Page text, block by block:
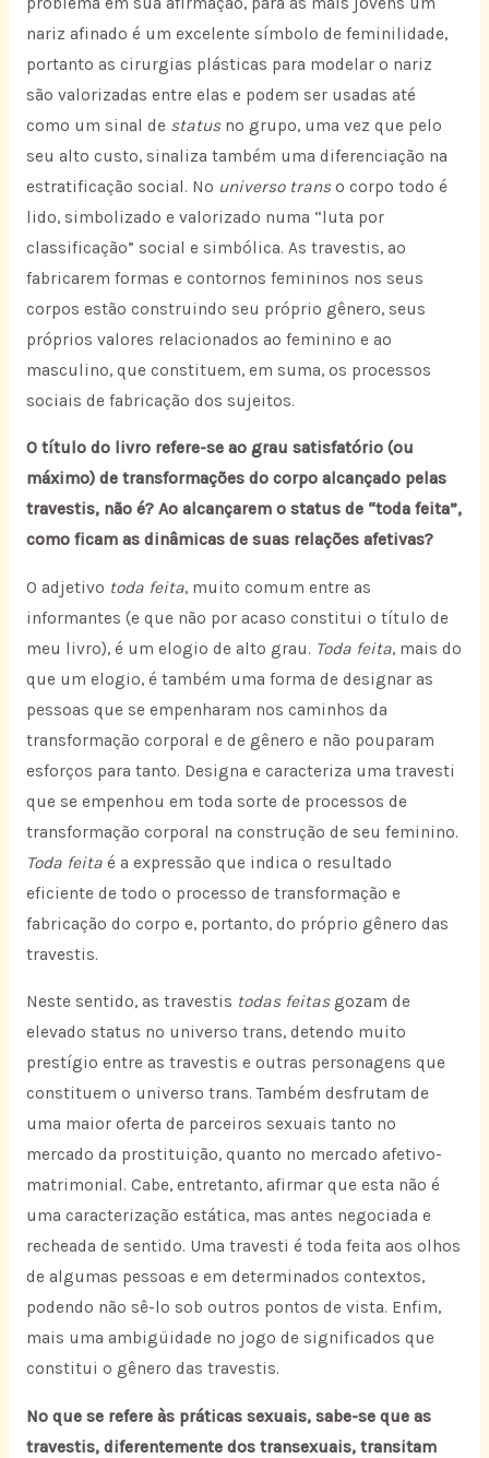
nariz afinado é um excelente símbolo de feminilidade,
portanto as cirurgias plásticas para modelar o nariz
são valorizadas entre elas e podem ser usadas até
como um sinal de statusno grupo, uma vez que pelo
seu alto custo, sinaliza também uma diferenciação na
estratificação social. No universo transo corpo todo é
lido, simbolizado e valorizado numa “luta por
classificação” social e simbólica. As travestis, ao
fabricarem formas e contornos femininos nos seus
corpos estão construindo seu próprio gênero, seus
próprios valores relacionados ao feminino e ao
masculino, que constituem, em suma, os processos
sociais de fabricação dos sujeitos.
O título do livro refere-se ao grau satisfatório (ou
máximo) de transformações do corpo alcançado pelas
travestis, não é? Ao alcançarem o status de “toda feita”,
como ficam as dinâmicas de suas relações afetivas?
O adjetivo toda feita, muito comum entre as
informantes (e que não por acaso constitui o título de
meu livro), é um elogio de alto grau. Toda feita, mais do
que um elogio, é também uma forma de designar as
pessoas que se empenharam nos caminhos da
transformação corporal e de gênero e não pouparam
esforços para tanto. Designa e caracteriza uma travesti
que se empenhou em toda sorte de processos de
transformação corporal na construção de seu feminino.
Toda feitaé a expressão que indica o resultado
eficiente de todo o processo de transformação e
fabricação do corpo e, portanto, do próprio gênero das
travestis.
Neste sentido, as travestis todas feitasgozam de
elevado status no universo trans, detendo muito
prestígio entre as travestis e outras personagens que
constituem o universo trans. Também desfrutam de
uma maior oferta de parceiros sexuais tanto no
mercado da prostituição, quanto no mercado afetivo-
matrimonial. Cabe, entretanto, afirmar que esta não é
uma caracterização estática, mas antes negociada e
recheada de sentido. Uma travesti é toda feita aos olhos
de algumas pessoas e em determinados contextos,
podendo não sê-lo sob outros pontos de vista. Enfim,
mais uma ambigüidade no jogo de significados que
constitui o gênero das travestis.
No que se refere às práticas sexuais, sabe-se que as
travestis, diferentemente dos transexuais, transitam